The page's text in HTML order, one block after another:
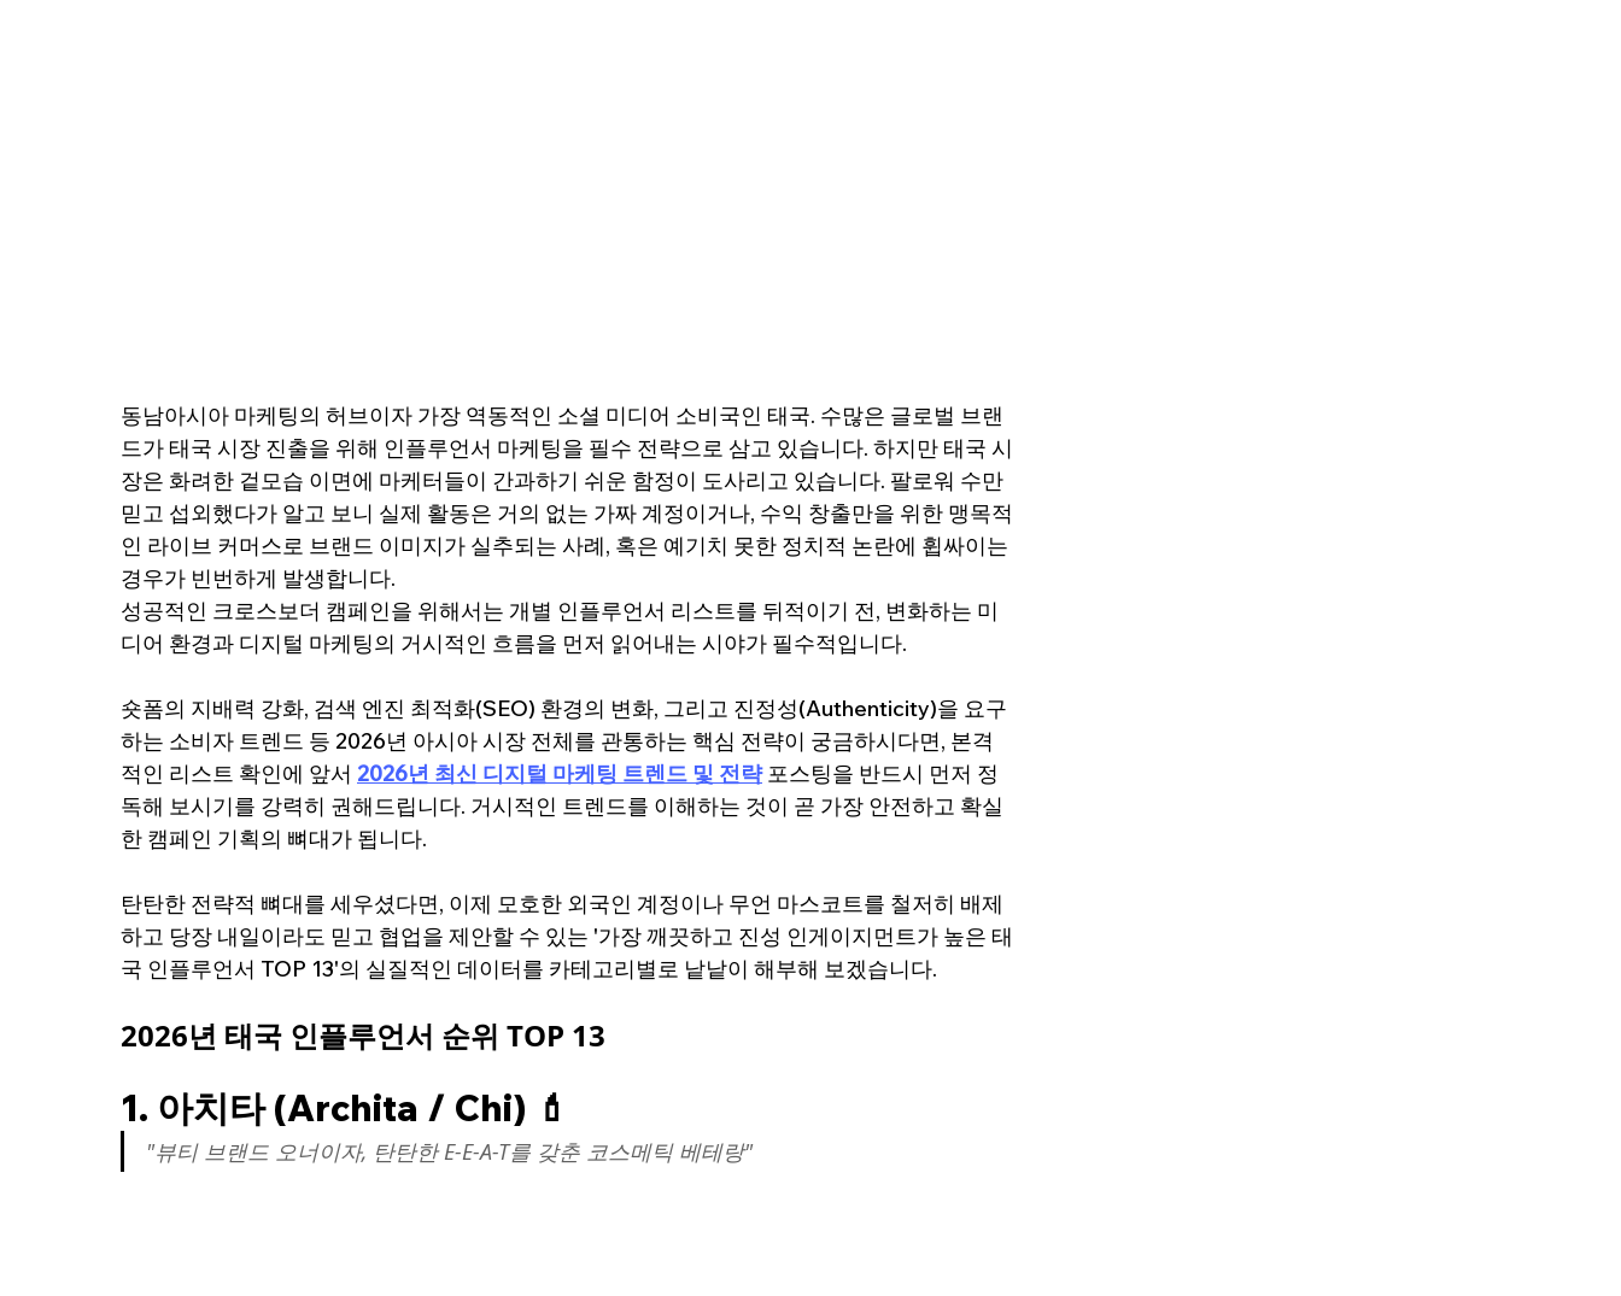
동남아시아 마케팅의 허브이자 가장 역동적인 소셜 미디어 소비국인 태국. 수많은 글로벌 브랜
드가 태국 시장 진출을 위해 인플루언서 마케팅을 필수 전략으로 삼고 있습니다. 하지만 태국 시
장은 화려한 겉모습 이면에 마케터들이 간과하기 쉬운 함정이 도사리고 있습니다. 팔로워 수만
믿고 섭외했다가 알고 보니 실제 활동은 거의 없는 가짜 계정이거나, 수익 창출만을 위한 맹목적
인 라이브 커머스로 브랜드 이미지가 실추되는 사례, 혹은 예기치 못한 정치적 논란에 휩싸이는
경우가 빈번하게 발생합니다.
성공적인 크로스보더 캠페인을 위해서는 개별 인플루언서 리스트를 뒤적이기 전, 변화하는 미
디어 환경과 디지털 마케팅의 거시적인 흐름을 먼저 읽어내는 시야가 필수적입니다.
숏폼의 지배력 강화, 검색 엔진 최적화(SEO) 환경의 변화, 그리고 진정성(Authenticity)을 요구
하는 소비자 트렌드 등 2026년 아시아 시장 전체를 관통하는 핵심 전략이 궁금하시다면, 본격
적인 리스트 확인에 앞서 2026년 최신 디지털 마케팅 트렌드 및 전략 포스팅을 반드시 먼저 정
독해 보시기를 강력히 권해드립니다. 거시적인 트렌드를 이해하는 것이 곧 가장 안전하고 확실
한 캠페인 기획의 뼈대가 됩니다.
탄탄한 전략적 뼈대를 세우셨다면, 이제 모호한 외국인 계정이나 무언 마스코트를 철저히 배제
하고 당장 내일이라도 믿고 협업을 제안할 수 있는 '가장 깨끗하고 진성 인게이지먼트가 높은 태
국 인플루언서 TOP 13'의 실질적인 데이터를 카테고리별로 낱낱이 해부해 보겠습니다.
2026년 태국 인플루언서 순위 TOP 13
1. 아치타 (Archita / Chi) 💄
"뷰티 브랜드 오너이자, 탄탄한 E-E-A-T를 갖춘 코스메틱 베테랑"